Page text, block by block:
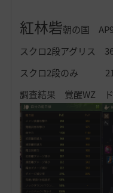
紅林砦朝の国
スクロ2段アグリス
スクロ2段のみ
調査結果 覚醒WZ ド